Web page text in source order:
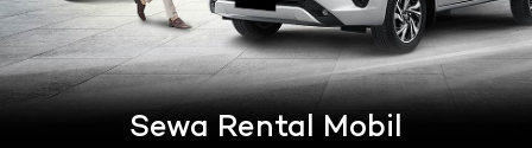
Sewa Rental Mobil